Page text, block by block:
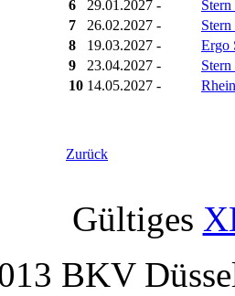
6
29.01.2027 -
7
26.02.2027 -
8
19.03.2027 -
Ergo
9
23.04.2027 -
10 14.05.2027 -
Zurück
Gültiges
BKV